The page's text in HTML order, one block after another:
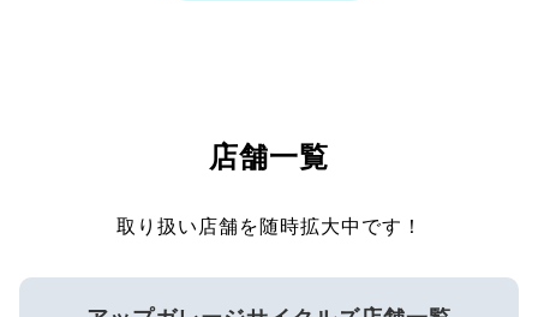
店舗一覧
取り扱い店舗を随時拡大中です！